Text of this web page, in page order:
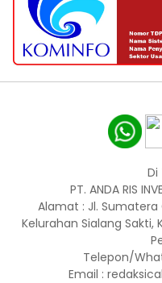
Di
PT. ANDA RIS
Alamat : Jl. Sumatera
Kelurahan Sialang
Telepon/
Email :